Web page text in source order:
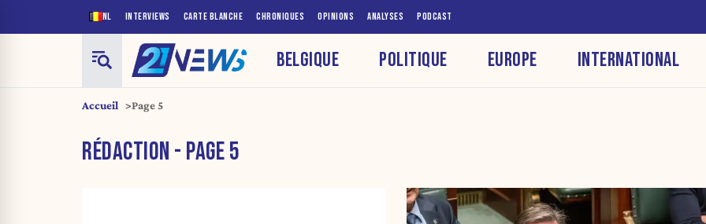
NL INTERVIEWS CARTE BLANCHE CHRONIQUES OPINIONS ANALYSES PODCAST
BELGIQUE POLITIQUE EUROPE INTERNATIONAL
Accueil Page 5
RÉDACTION - PAGE 5